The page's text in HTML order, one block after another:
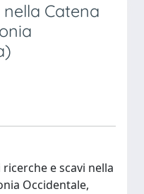
nella Catena
e scavi nella
Occidentale,